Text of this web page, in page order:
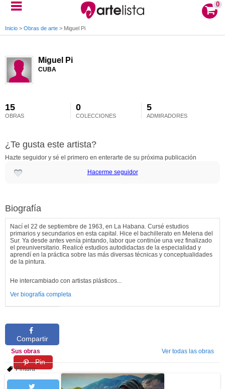
0
Inicio > Obras de arte > Miguel Pi
Miguel Pi
CUBA
15
OBRAS
0
COLECCIONES
5
ADMIRADORES
¿Te gusta este artista?
Hazte seguidor y sé el primero en enterarte de su próxima publicación
Hacerme seguidor
Biografía
Nací el 22 de septiembre de 1963, en La Habana. Cursé estudios
primarios y secundarios en esta capital. Hice el bachillerato en Melena del
Sur. Ya desde antes venía pintando, labor que continúe una vez finalizado
el preuniversitario. Realicé estudios autodidactas de la especialidad y
aprendí en la práctica sobre las más diversas técnicas y conceptualidades
de la pintura.
He intercambiado con artistas plásticos...
Ver biografía completa
Compartir
Pin
Sus obras Ver todas las obras
Pintura